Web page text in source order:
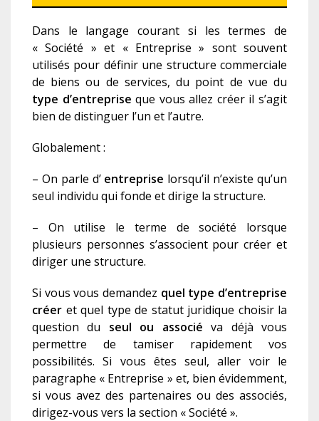
Dans le langage courant si les termes de
« Société » et « Entreprise » sont souvent
utilisés pour définir une structure commerciale
de biens ou de services, du point de vue du
type d’entreprise que vous allez créer il s’agit
bien de distinguer l’un et l’autre.
Globalement :
– On parle d’ entreprise lorsqu’il n’existe qu’un
seul individu qui fonde et dirige la structure.
– On utilise le terme de société lorsque
plusieurs personnes s’associent pour créer et
diriger une structure.
Si vous vous demandez quel type d’entreprise
créer et quel type de statut juridique choisir la
question du seul ou associé va déjà vous
permettre de tamiser rapidement vos
possibilités. Si vous êtes seul, aller voir le
paragraphe « Entreprise » et, bien évidemment,
si vous avez des partenaires ou des associés,
dirigez-vous vers la section « Société ».